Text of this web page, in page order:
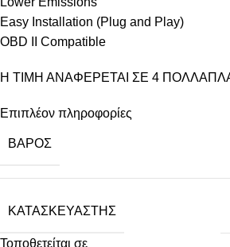
Easy Installation (Plug and Play)
OBD II Compatible
Η ΤΙΜΗ ΑΝΑΦΕΡΕΤΑΙ ΣΕ 4
Επιπλέον πληροφορίες
ΒΆΡΟΣ
ΚΑΤΑΣΚΕΥΑΣΤΉΣ
Τοποθετείται σε